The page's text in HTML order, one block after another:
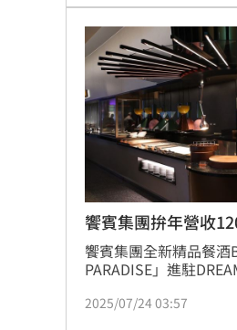
饗賓集團拚年營收
饗賓集團全新精品餐
PARADISE」進駐
百家餐廳，總經理陳毅
2025/07/24 03:57